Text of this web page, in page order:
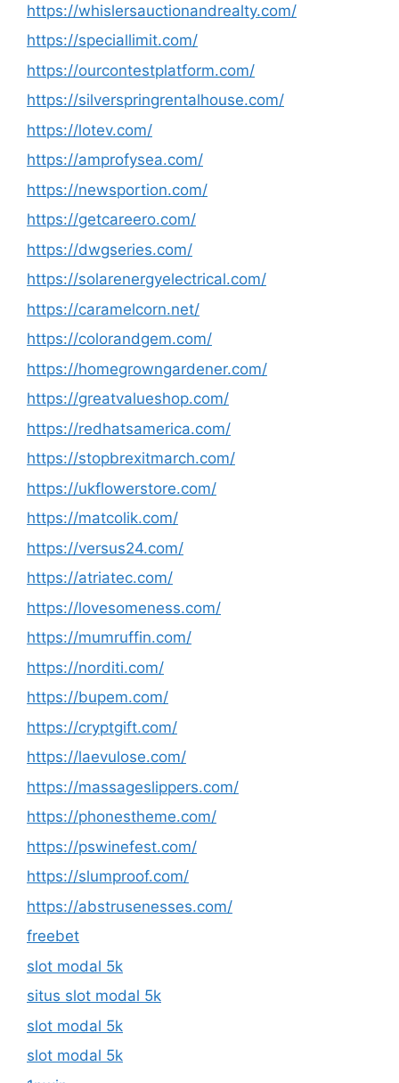
https://whislersauctionandrealty.com/
https://speciallimit.com/
https://ourcontestplatform.com/
https://silverspringrentalhouse.com/
https://lotev.com/
https://amprofysea.com/
https://newsportion.com/
https://getcareero.com/
https://dwgseries.com/
https://solarenergyelectrical.com/
https://caramelcorn.net/
https://colorandgem.com/
https://homegrowngardener.com/
https://greatvalueshop.com/
https://redhatsamerica.com/
https://stopbrexitmarch.com/
https://ukflowerstore.com/
https://matcolik.com/
https://versus24.com/
https://atriatec.com/
https://lovesomeness.com/
https://mumruffin.com/
https://norditi.com/
https://bupem.com/
https://cryptgift.com/
https://laevulose.com/
https://massageslippers.com/
https://phonestheme.com/
https://pswinefest.com/
https://slumproof.com/
https://abstrusenesses.com/
freebet
slot modal 5k
situs slot modal 5k
slot modal 5k
slot modal 5k